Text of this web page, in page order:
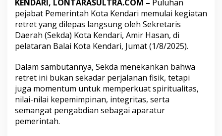
n
g
g
a
C
a
t
D
i
g
e
KENDARI, LONTARASULTRA.COM – Puluhan
pejabat Pemerintah Kota Kendari memulai kegiatan
retret yang dilepas langsung oleh Sekretaris
Daerah (Sekda) Kota Kendari, Amir Hasan, di
pelataran Balai Kota Kendari, Jumat (1/8/2025).
Dalam sambutannya, Sekda menekankan bahwa
retret ini bukan sekadar perjalanan fisik, tetapi
juga momentum untuk memperkuat spiritualitas,
nilai-nilai kepemimpinan, integritas, serta
semangat pengabdian sebagai aparatur
pemerintah.